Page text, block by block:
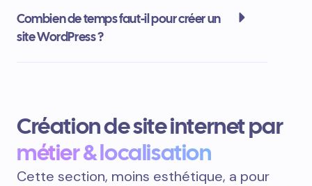
Combien de temps faut-il pour créer un
site WordPress ?
Création de site internet par
métier & localisation
Cette section, moins esthétique, a pour